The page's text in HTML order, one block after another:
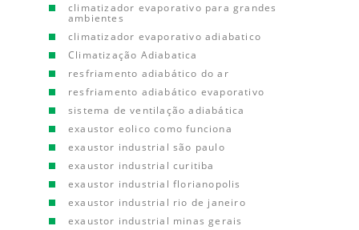
climatizador evaporativo para grandes
ambientes
climatizador evaporativo adiabatico
Climatização Adiabatica
resfriamento adiabático do ar
resfriamento adiabático evaporativo
sistema de ventilação adiabática
exaustor eolico como funciona
exaustor industrial são paulo
exaustor industrial curitiba
exaustor industrial florianopolis
exaustor industrial rio de janeiro
exaustor industrial minas gerais